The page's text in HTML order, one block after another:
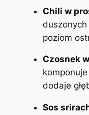
Chili w
poziom
Czosnek
dodaje
Sos